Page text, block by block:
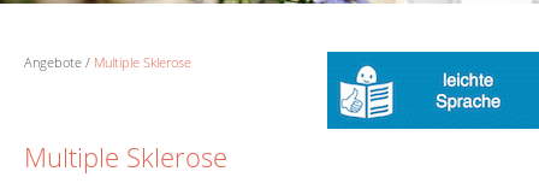
Angebote Multiple Sklerose
Multiple Sklerose